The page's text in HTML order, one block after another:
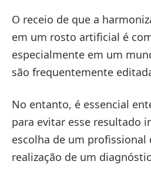
O receio de que a
em um rosto artificial é
especialmente em um
são frequentemente
No entanto, é essencial
para evitar esse resultado
escolha de um profissional
realização de um